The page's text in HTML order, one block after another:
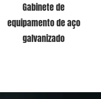
Gabinete de
equipamento de aço
galvanizado